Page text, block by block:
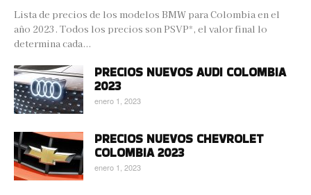
Lista de precios de los modelos BMW para Colombia en el
año 2023. Todos los precios son PSVP*, el valor final lo
determina cada...
PRECIOS NUEVOS AUDI COLOMBIA
2023
enero 1, 2023
PRECIOS NUEVOS CHEVROLET
COLOMBIA 2023
enero 1, 2023